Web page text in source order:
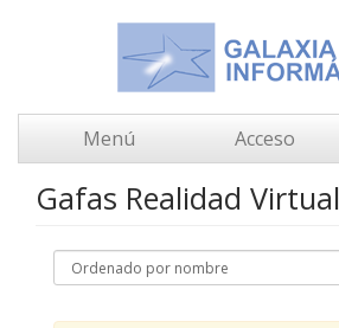
Menú Acceso
Gafas Realidad Virtual